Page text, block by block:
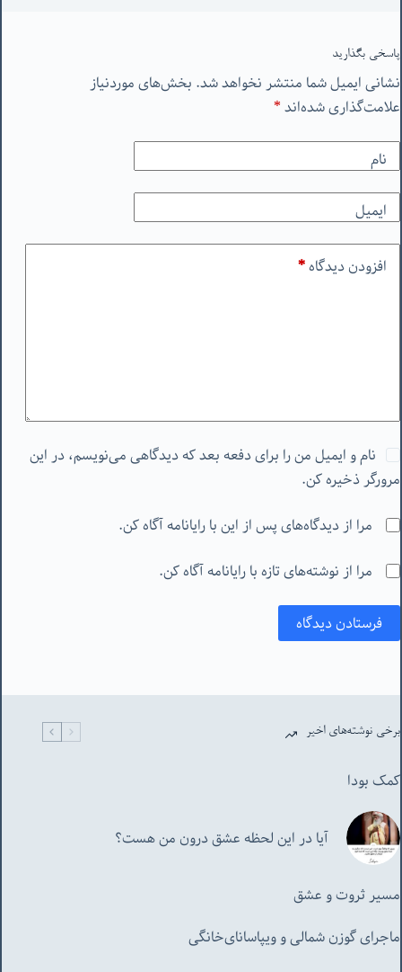
پاسخی بگذارید
نشانی ایمیل شما منتشر نخواهد شد. بخش‌های موردنیاز
علامت‌گذاری شده‌اند*
نام
ایمیل
افزودن دیدگاه*
نام و ایمیل من را برای دفعه بعد که دیدگاهی می‌نویسم، در این
مرورگر ذخیره کن.
مرا از دیدگاه‌های پس از این با رایانامه آگاه کن.
مرا از نوشته‌های تازه با رایانامه آگاه کن.
فرستادن دیدگاه
برخی نوشته‌های اخیر
کمک بودا
آیا در این لحظه عشق درون من هست؟
مسیر ثروت و عشق
ماجرای گوزن شمالی و‌ ویپاسانای‌خانگی